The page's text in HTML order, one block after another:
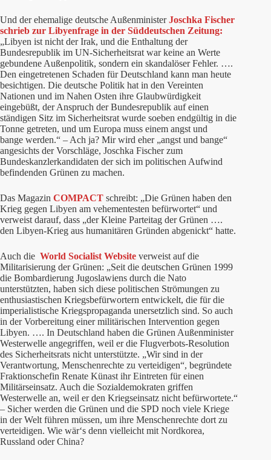
Und der ehemalige deutsche AußenministerJoschka Fischer
schrieb zur Libyenfrage in der Süddeutschen Zeitung:
„Libyen ist nicht der Irak, und die Enthaltung der
Bundesrepublik im UN-Sicherheitsrat war keine an Werte
gebundene Außenpolitik, sondern ein skandalöser Fehler. ….
Den eingetretenen Schaden für Deutschland kann man heute
besichtigen. Die deutsche Politik hat in den Vereinten
Nationen und im Nahen Osten ihre Glaubwürdigkeit
eingebüßt, der Anspruch der Bundesrepublik auf einen
ständigen Sitz im Sicherheitsrat wurde soeben endgültig in die
Tonne getreten, und um Europa muss einem angst und
bange werden.“ – Ach ja? Mir wird eher „angst und bange“
angesichts der Vorschläge, Joschka Fischer zum
Bundeskanzlerkandidaten der sich im politischen Aufwind
befindenden Grünen zu machen.
Das Magazin COMPACT schreibt: „Die Grünen haben den
Krieg gegen Libyen am vehementesten befürwortet“ und
verweist darauf, dass „der Kleine Parteitag der Grünen ….
den Libyen-Krieg aus humanitären Gründen abgenickt“ hatte.
Auch die World Socialist Website verweist auf die
Militarisierung der Grünen: „Seit die deutschen Grünen 1999
die Bombardierung Jugoslawiens durch die Nato
unterstützten, haben sich diese politischen Strömungen zu
enthusiastischen Kriegsbefürwortern entwickelt, die für die
imperialistische Kriegspropaganda unersetzlich sind. So auch
in der Vorbereitung einer militärischen Intervention gegen
Libyen. …. In Deutschland haben die Grünen Außenminister
Westerwelle angegriffen, weil er die Flugverbots-Resolution
des Sicherheitsrats nicht unterstützte. „Wir sind in der
Verantwortung, Menschenrechte zu verteidigen“, begründete
Fraktionschefin Renate Künast ihr Eintreten für einen
Militärseinsatz. Auch die Sozialdemokraten griffen
Westerwelle an, weil er den Kriegseinsatz nicht befürwortete.“
– Sicher werden die Grünen und die SPD noch viele Kriege
in der Welt führen müssen, um ihre Menschenrechte dort zu
verteidigen. Wie wär‘s denn vielleicht mit Nordkorea,
Russland oder China?